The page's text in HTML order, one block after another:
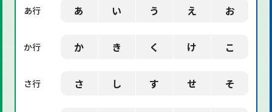
「業界用語」に関する用語
あ行 あ い う え お
か行 か き く け こ
さ行 さ し す せ そ